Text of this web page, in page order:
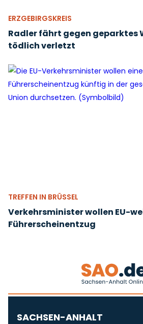
ERZGEBIRGSKREIS
Radler fährt gegen geparktes
tödlich verletzt
TREFFEN IN BRÜSSEL
Verkehrsminister wollen EU-
Führerscheinentzug
SACHSEN-ANHALT